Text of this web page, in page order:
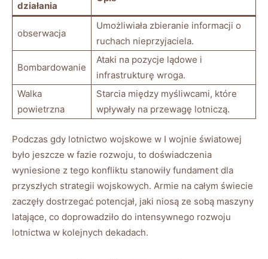
działania
obserwacja
Umożliwiała zbieranie informacji o
ruchach nieprzyjaciela.
Bombardowanie
Ataki na pozycje lądowe i
infrastrukturę wroga.
Walka
powietrzna
Starcia między myśliwcami, które
wpływały na przewagę lotniczą.
Podczas gdy lotnictwo wojskowe w I wojnie światowej
było jeszcze w fazie rozwoju, to doświadczenia
wyniesione z tego konfliktu stanowiły fundament dla
przyszłych strategii wojskowych. Armie na całym świecie
zaczęły dostrzegać potencjał, jaki niosą ze sobą maszyny
latające, co doprowadziło do intensywnego rozwoju
lotnictwa w kolejnych dekadach.